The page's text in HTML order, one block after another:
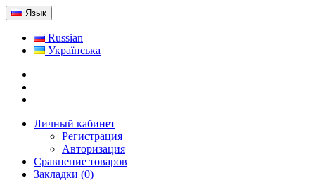
Язык
Russian
Українська
Личный кабинет
Регистрация
Авторизация
Сравнение товаров
Закладки (0)